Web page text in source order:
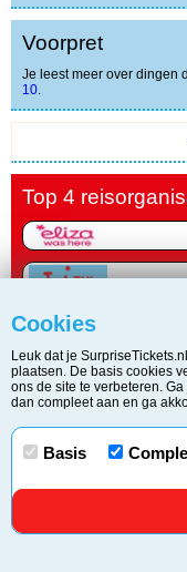
Voorpret
Je leest meer over dingen
10.
Top 4
Copyright © 2006 -
Cookies
Leuk dat je
plaatsen. De basis cookies
ons de site te verbeteren.
dan compleet aan en ga
Basis